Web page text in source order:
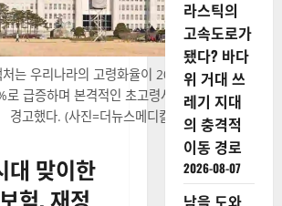
는 우리나라의 고령화율이 2000년 7.2%에서
급증하며 본격적인 초고령사회에 진입했음을
경고했다. (사진=더뉴스메디칼)
대 맞이한
험, 재정
라스틱의
고속도로가
됐다? 바다
위 거대 쓰
레기 지대
의 충격적
이동 경로
2026-08-07
남을 도와